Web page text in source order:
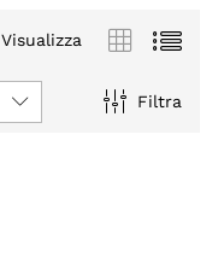
Visualizza
Filtra